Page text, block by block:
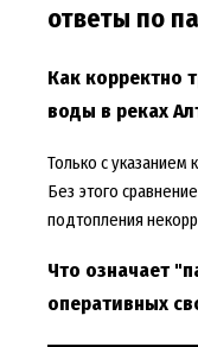
ответы по
Как корректно
воды в реках
Только с указанием
Без этого
подтопления
Что означает
оперативных